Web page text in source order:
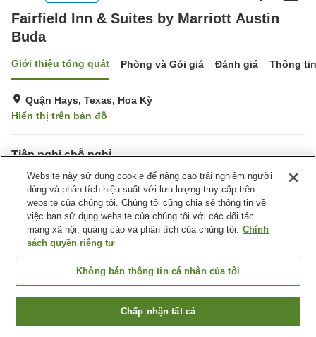
Fairfield Inn & Suites by Marriott Austin
Buda
Giới thiệu tổng quát Phòng và Gói giá Đánh giá Thông
Quận Hays, Texas, Hoa Kỳ
Hiển thị trên bản đồ
Tiện nghi chỗ nghỉ
Bãi đỗ xe
Spa / Salon
Hoàn toàn không hút thuốc
Giặt ủi
Trang chủ Hoa Kỳ Texas
Quận Hays
Fairfield Inn & Suites by Marriott Austin Buda
Tìm phòng trống
Website này sử dụng cookie để nâng cao trải nghiệm người
dùng và phân tích hiệu suất với lưu lượng truy cập trên
website của chúng tôi. Chúng tôi cũng chia sẻ thông tin về
việc bạn sử dụng website của chúng tôi với các đối tác
mạng xã hội, quảng cáo và phân tích của chúng tôi. Chính
sách quyền riêng tư
Không bán thông tin cá nhân của tôi
Chấp nhận tất cả